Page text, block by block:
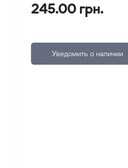
245.00 грн.
Уведомить о наличии